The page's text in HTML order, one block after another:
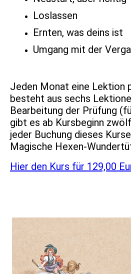
Loslassen
Ernten, was deins ist
Umgang mit der
Jeden Monat eine Lektion
besteht aus sechs
Bearbeitung der Prüfung
gibt es ab Kursbeginn
jeder Buchung dieses
Magische Hexen-
Hier den Kurs für 129,00